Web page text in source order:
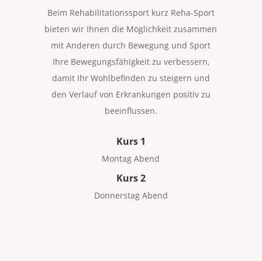
Beim Rehabilitationssport kurz Reha-Sport
bieten wir Ihnen die Möglichkeit zusammen
mit Anderen durch Bewegung und Sport
Ihre Bewegungsfähigkeit zu verbessern,
damit Ihr Wohlbefinden zu steigern und
den Verlauf von Erkrankungen positiv zu
beeinflussen.
Kurs 1
Montag Abend
Kurs 2
Donnerstag Abend